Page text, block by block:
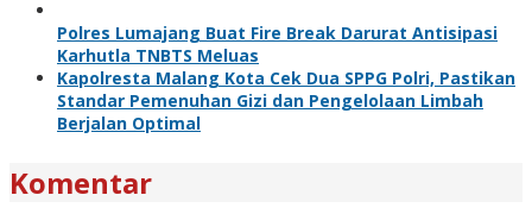
Polres Lumajang Buat Fire Break Darurat Antisipasi
Karhutla TNBTS Meluas
Kapolresta Malang Kota Cek Dua SPPG Polri, Pastikan
Standar Pemenuhan Gizi dan Pengelolaan Limbah
Berjalan Optimal
Komentar